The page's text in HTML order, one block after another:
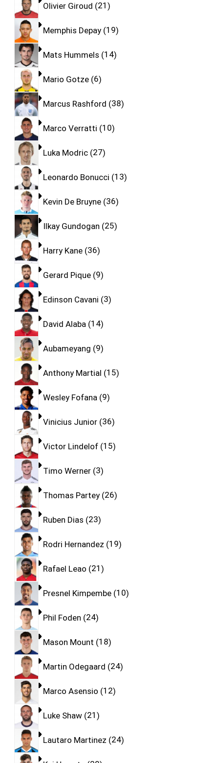
Olivier Giroud 21
Memphis Depay 19
Mats Hummels 14
Mario Gotze 6
Marcus Rashford 38
Marco Verratti 10
Luka Modric 27
Leonardo Bonucci 13
Kevin De Bruyne 36
Ilkay Gundogan 25
Harry Kane 36
Gerard Pique 9
Edinson Cavani 3
David Alaba 14
Aubameyang 9
Anthony Martial 15
Wesley Fofana 9
Vinicius Junior 36
Victor Lindelof 15
Timo Werner 3
Thomas Partey 26
Ruben Dias 23
Rodri Hernandez 19
Rafael Leao 21
Presnel Kimpembe 10
Phil Foden 24
Mason Mount 18
Martin Odegaard 24
Marco Asensio 12
Luke Shaw 21
Lautaro Martinez 24